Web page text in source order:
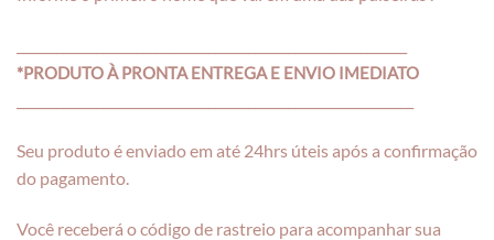
*PRODUTO À PRONTA ENTREGA E ENVIO IMEDIATO
Seu produto é enviado em até 24hrs úteis após a confirmação
do pagamento.
Você receberá o código de rastreio para acompanhar sua